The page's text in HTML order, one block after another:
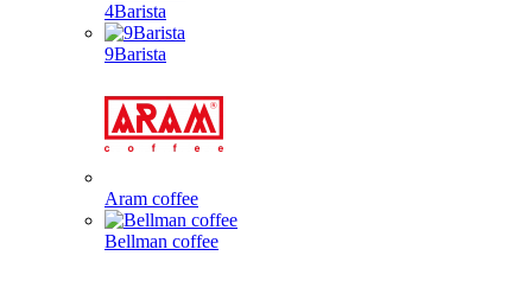
4Barista
9Barista
Aram coffee
Bellman coffee